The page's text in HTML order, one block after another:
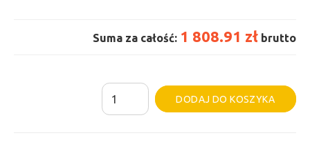
Suma za całość: 1 808.91 zł brutto
ilość
Grzejnik
DODAJ DO KOSZYKA